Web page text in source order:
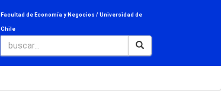
Facultad de Economía y Negocios / Universidad de
Chile